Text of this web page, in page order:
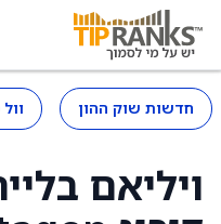
חדשות שוק ההון
ויליאם